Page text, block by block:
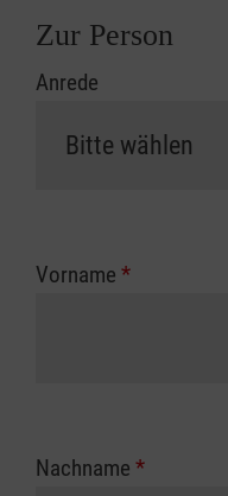
Zur Person
Anrede
Vorname *
Nachname *